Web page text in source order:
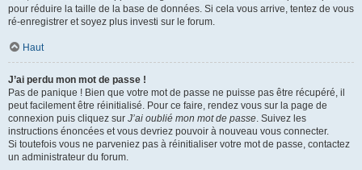
pour réduire la taille de la base de données. Si cela vous arrive, tentez de vous
ré-enregistrer et soyez plus investi sur le forum.
Haut
J’ai perdu mon mot de passe !
Pas de panique ! Bien que votre mot de passe ne puisse pas être récupéré, il
peut facilement être réinitialisé. Pour ce faire, rendez vous sur la page de
connexion puis cliquez sur J’ai oublié mon mot de passe. Suivez les
instructions énoncées et vous devriez pouvoir à nouveau vous connecter.
Si toutefois vous ne parveniez pas à réinitialiser votre mot de passe, contactez
un administrateur du forum.